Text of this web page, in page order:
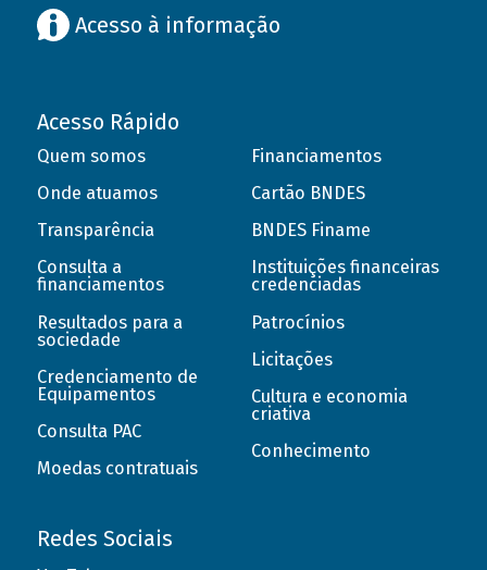
Acesso à informação
Acesso Rápido
Quem somos
Onde atuamos
Transparência
Consulta a
financiamentos
Resultados para a
sociedade
Credenciamento de
Equipamentos
Consulta PAC
Moedas contratuais
Financiamentos
Cartão BNDES
BNDES Finame
Instituições financeiras
credenciadas
Patrocínios
Licitações
Cultura e economia
criativa
Conhecimento
Redes Sociais